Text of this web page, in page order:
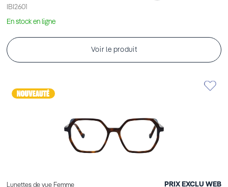
IBI2601
En stock en ligne
Voir le produit
Lunettes de vue Femme PRIX EXCLU WEB